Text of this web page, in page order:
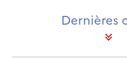
Dernières